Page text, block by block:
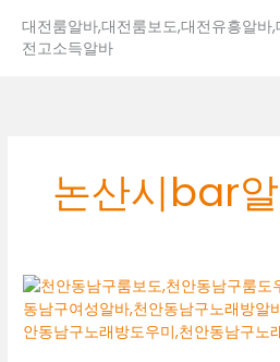
대전룸알바,대전룸보도,대전유흥알바
전고소득알바
논산시bar
대
전
룸